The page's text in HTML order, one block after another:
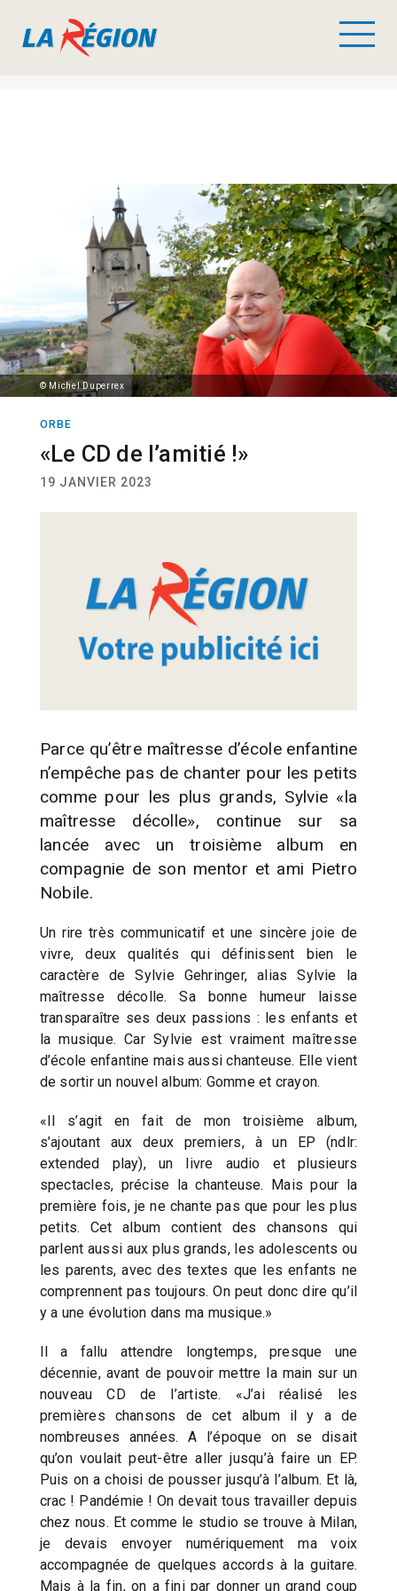
© Michel Duperrex
ORBE
«Le CD de l’amitié !»
19 JANVIER 2023
Parce qu’être maîtresse d’école enfantine
n’empêche pas de chanter pour les petits
comme pour les plus grands, Sylvie «la
maîtresse décolle», continue sur sa
lancée avec un troisième album en
compagnie de son mentor et ami Pietro
Nobile.
Un rire très communicatif et une sincère joie de
vivre, deux qualités qui définissent bien le
caractère de Sylvie Gehringer, alias Sylvie la
maîtresse décolle. Sa bonne humeur laisse
transparaître ses deux passions : les enfants et
la musique. Car Sylvie est vraiment maîtresse
d’école enfantine mais aussi chanteuse. Elle vient
de sortir un nouvel album: Gomme et crayon.
«Il s’agit en fait de mon troisième album,
s’ajoutant aux deux premiers, à un EP (ndlr:
extended play), un livre audio et plusieurs
spectacles, précise la chanteuse. Mais pour la
première fois, je ne chante pas que pour les plus
petits. Cet album contient des chansons qui
parlent aussi aux plus grands, les adolescents ou
les parents, avec des textes que les enfants ne
comprennent pas toujours. On peut donc dire qu’il
y a une évolution dans ma musique.»
Il a fallu attendre longtemps, presque une
décennie, avant de pouvoir mettre la main sur un
nouveau CD de l’artiste. «J’ai réalisé les
premières chansons de cet album il y a de
nombreuses années. A l’époque on se disait
qu’on voulait peut-être aller jusqu’à faire un EP.
Puis on a choisi de pousser jusqu’à l’album. Et là,
crac ! Pandémie ! On devait tous travailler depuis
chez nous. Et comme le studio se trouve à Milan,
je devais envoyer numériquement ma voix
accompagnée de quelques accords à la guitare.
Mais à la fin, on a fini par donner un grand coup